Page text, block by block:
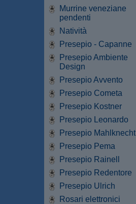
Murrine veneziane
pendenti
Natività
Presepio - Capanne
Presepio Ambiente
Design
Presepio Avvento
Presepio Cometa
Presepio Kostner
Presepio Leonardo
Presepio Mahlknecht
Presepio Pema
Presepio Rainell
Presepio Redentore
Presepio Ulrich
Rosari elettronici